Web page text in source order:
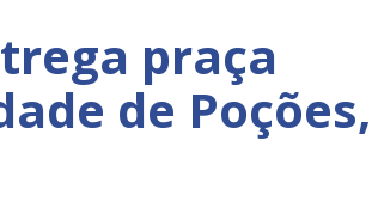
praça
de Poções,